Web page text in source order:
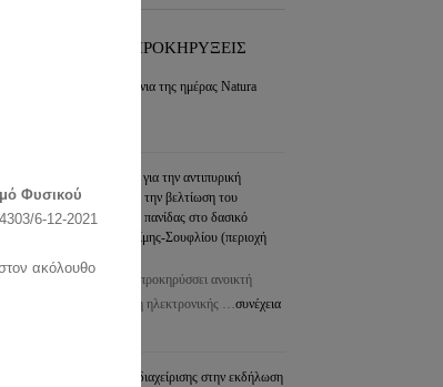
ΠΡΟΣΦΑΤΑ ΝΕΑ-ΠΡΟΚΗΡΥΞΕΙΣ
Εορτασμός για τα 30 χρόνια της ημέρας Natura
Διαχείριση των διακένων για την αντιπυρική
προστασία του δάσους & την βελτίωση του
ενδιαιτήματος της άγριας πανίδας στο δασικό
σύμπλεγμα Δαδιάς-Λευκίμης-Σουφλίου (περιοχή
Το Δασαρχείο Σουφλίου προκηρύσσει ανοικτή
διαδικασία για τη σύναψη ηλεκτρονικής …συνέχεια
Συμμετοχή της μονάδας διαχείρισης στην εκδήλωση
Φυσικού
6-12-2021
στον ακόλουθο